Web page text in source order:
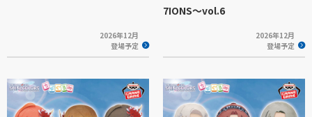
2026年12月
登場予定
7IONS～vol.6
2026年12月
登場予定